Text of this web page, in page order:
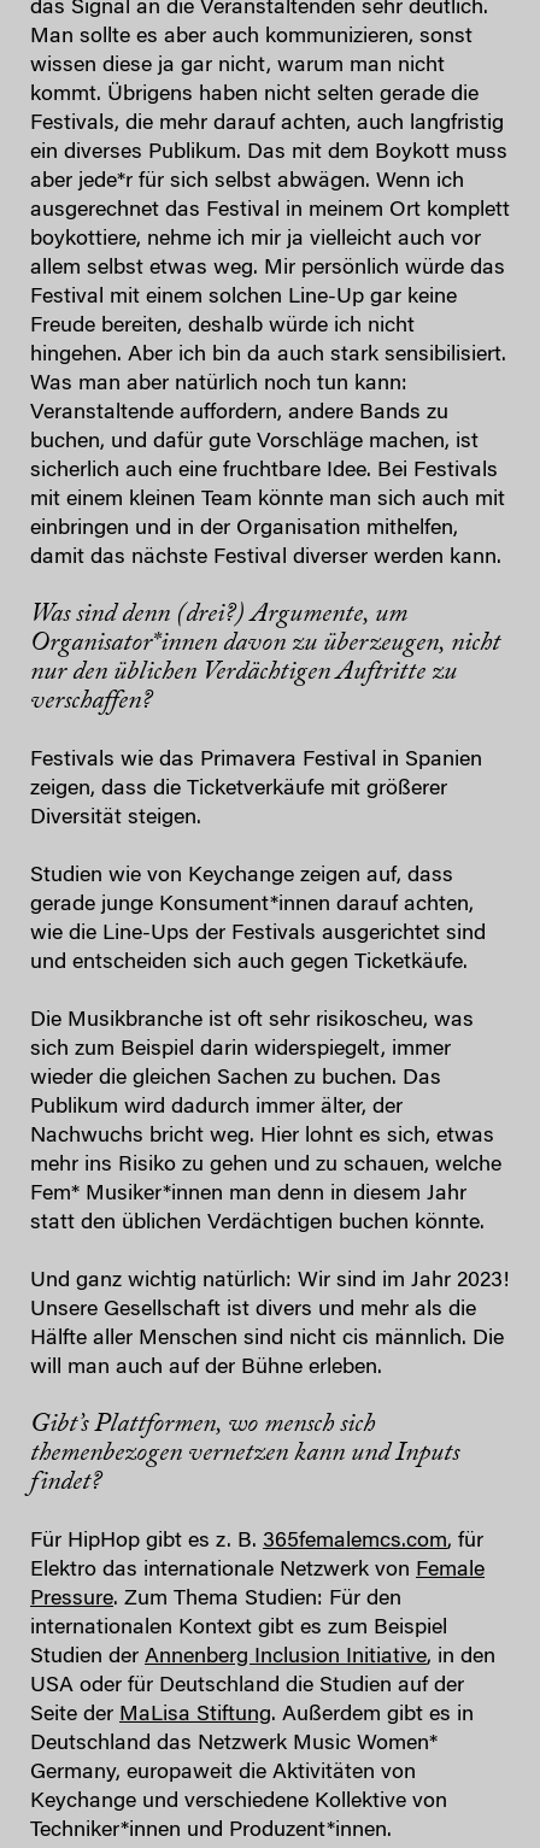
das Signal an die Veranstaltenden sehr deutlich.
Man sollte es aber auch kommunizieren, sonst
wissen diese ja gar nicht, warum man nicht
kommt. Übrigens haben nicht selten gerade die
Festivals, die mehr darauf achten, auch langfristig
ein diverses Publikum. Das mit dem Boykott muss
aber jede*r für sich selbst abwägen. Wenn ich
ausgerechnet das Festival in meinem Ort komplett
boykottiere, nehme ich mir ja vielleicht auch vor
allem selbst etwas weg. Mir persönlich würde das
Festival mit einem solchen Line-Up gar keine
Freude bereiten, deshalb würde ich nicht
hingehen. Aber ich bin da auch stark sensibilisiert.
Was man aber natürlich noch tun kann:
Veranstaltende auffordern, andere Bands zu
buchen, und dafür gute Vorschläge machen, ist
sicherlich auch eine fruchtbare Idee. Bei Festivals
mit einem kleinen Team könnte man sich auch mit
einbringen und in der Organisation mithelfen,
damit das nächste Festival diverser werden kann.
Was sind denn (drei?) Argumente, um
Organisator*innen davon zu überzeugen, nicht
nur den üblichen Verdächtigen Auftritte zu
verschaffen?
Festivals wie das Primavera Festival in Spanien
zeigen, dass die Ticketverkäufe mit größerer
Diversität steigen.
Studien wie von Keychange zeigen auf, dass
gerade junge Konsument*innen darauf achten,
wie die Line-Ups der Festivals ausgerichtet sind
und entscheiden sich auch gegen Ticketkäufe.
Die Musikbranche ist oft sehr risikoscheu, was
sich zum Beispiel darin widerspiegelt, immer
wieder die gleichen Sachen zu buchen. Das
Publikum wird dadurch immer älter, der
Nachwuchs bricht weg. Hier lohnt es sich, etwas
mehr ins Risiko zu gehen und zu schauen, welche
Fem* Musiker*innen man denn in diesem Jahr
statt den üblichen Verdächtigen buchen könnte.
Und ganz wichtig natürlich: Wir sind im Jahr 2023!
Unsere Gesellschaft ist divers und mehr als die
Hälfte aller Menschen sind nicht cis männlich. Die
will man auch auf der Bühne erleben.
Gibt’s Plattformen, wo mensch sich
themenbezogen vernetzen kann und Inputs
findet?
Für HipHop gibt es z. B. 365femalemcs.com, für
Elektro das internationale Netzwerk von Female
Pressure. Zum Thema Studien: Für den
internationalen Kontext gibt es zum Beispiel
Studien der Annenberg Inclusion Initiative, in den
USA oder für Deutschland die Studien auf der
Seite der MaLisa Stiftung. Außerdem gibt es in
Deutschland das Netzwerk Music Women*
Germany, europaweit die Aktivitäten von
Keychange und verschiedene Kollektive von
Techniker*innen und Produzent*innen.